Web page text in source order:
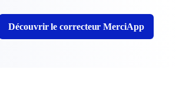
Découvrir le correcteur MerciApp